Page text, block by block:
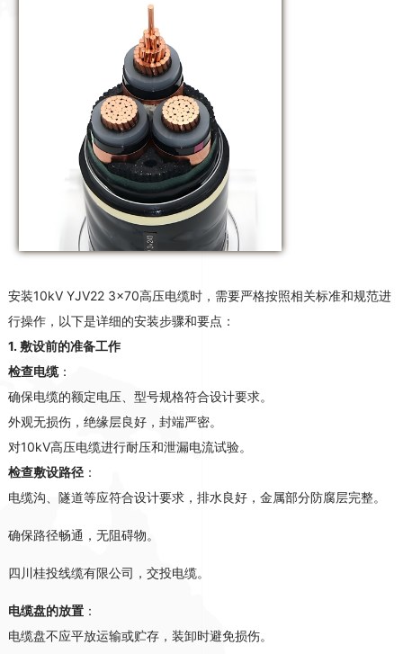
安装10kV YJV22 3×70高压电缆时，需要严格按照相关标准和规范进
行操作，以下是详细的安装步骤和要点：
1. 敷设前的准备工作
检查电缆：
确保电缆的额定电压、型号规格符合设计要求。
外观无损伤，绝缘层良好，封端严密。
对10kV高压电缆进行耐压和泄漏电流试验。
检查敷设路径：
电缆沟、隧道等应符合设计要求，排水良好，金属部分防腐层完整。
确保路径畅通，无阻碍物。
四川桂投线缆有限公司，交投电缆。
电缆盘的放置：
电缆盘不应平放运输或贮存，装卸时避免损伤。